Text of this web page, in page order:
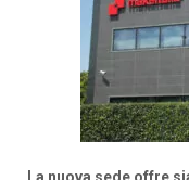
La nuova sede offre